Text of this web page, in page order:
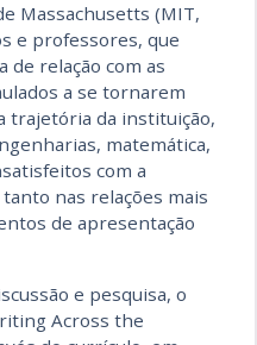
Massachusetts (MIT,
e professores, que
de relação com as
a se tornarem
trajetória da instituição,
matemática,
com a
nas relações mais
de apresentação
e pesquisa, o
Across the